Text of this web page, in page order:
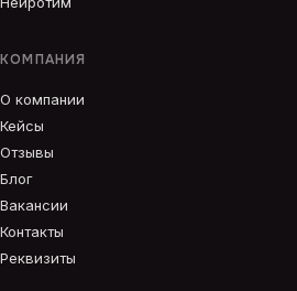
КОМПАНИЯ
О компании
Кейсы
Отзывы
Блог
Вакансии
Контакты
Реквизиты